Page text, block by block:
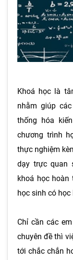
Khoá học là
nhằm giúp
thống hóa
chương trình
thực nghiệm
dạy trực quan
khoá học hoàn
học sinh có
Chỉ cần các
chuyên đề thì
tới chắc chắn